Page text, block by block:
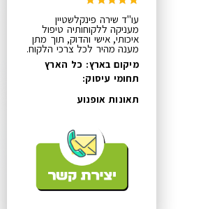
עו"ד שירה פינקלשטיין
מעניקה ללקוחותיה טיפול
איכותי, אישי והדוק, תוך מתן
מענה מהיר לכל צרכי הלקוח.
מיקום בארץ: כל הארץ
תחומי עיסוק:
תאונות אופנוע